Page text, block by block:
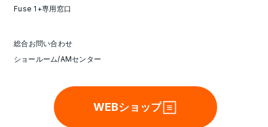
WEBショップ
Fuse 1+専用窓口
総合お問い合わせ
ショールーム/AMセンター